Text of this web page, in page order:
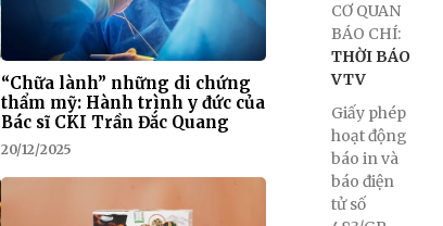
“Chữa lành” những di chứng
thẩm mỹ: Hành trình y đức của
Bác sĩ CKI Trần Đắc Quang
20/12/2025
CƠ QUAN
BÁO CHÍ:
THỜI BÁO
VTV
Giấy phép
hoạt động
báo in và
báo điện
tử số